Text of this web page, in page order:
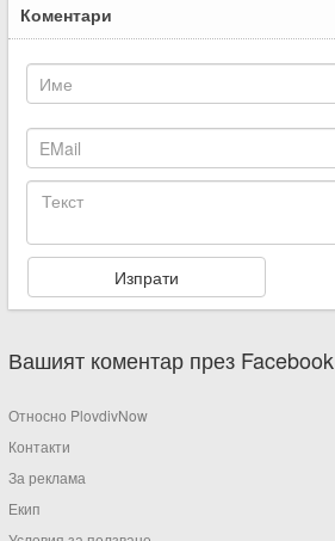
Коментари
Вашият коментар през Facebook
Относно PlovdivNow
Контакти
За реклама
Екип